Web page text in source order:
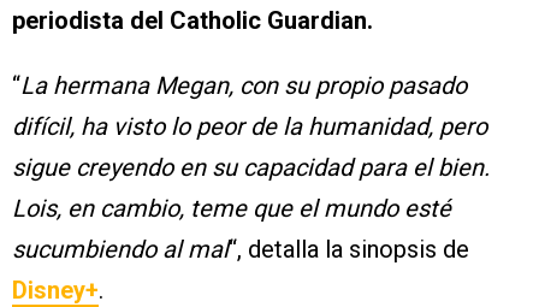
periodista del Catholic Guardian.
“La hermana Megan, con su propio pasado
difícil, ha visto lo peor de la humanidad, pero
sigue creyendo en su capacidad para el bien.
Lois, en cambio, teme que el mundo esté
sucumbiendo al mal“, detalla la sinopsis de
Disney+.